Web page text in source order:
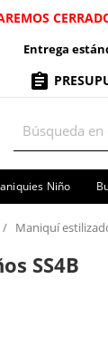
Entrega
Niño
Maniquí
SS4B